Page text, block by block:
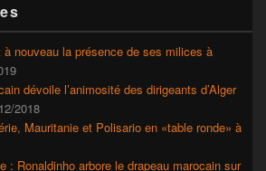
à nouveau la présence de ses milices à
dévoile l’animosité des dirigeants d’Alger
2018
Mauritanie et Polisario en «table ronde» à
: Ronaldinho arbore le drapeau marocain sur